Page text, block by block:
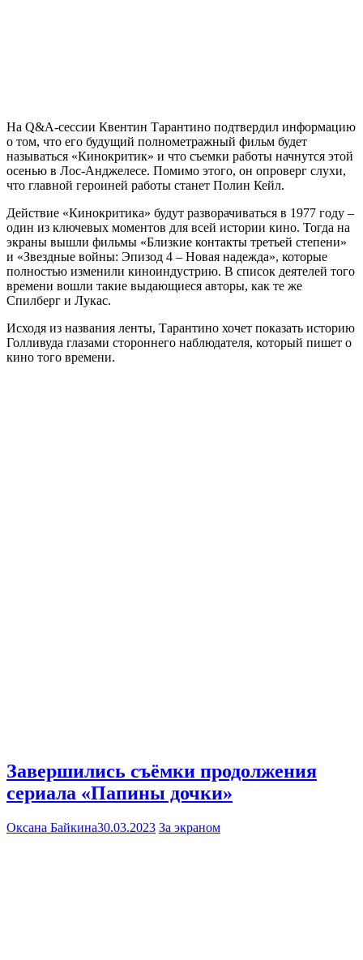
На Q&A-сессии Квентин Тарантино подтвердил информацию
о том, что его будущий полнометражный фильм будет
называться «Кинокритик» и что съемки работы начнутся этой
осенью в Лос-Анджелесе. Помимо этого, он опроверг слухи,
что главной героиней работы станет Полин Кейл.
Действие «Кинокритика» будут разворачиваться в 1977 году –
один из ключевых моментов для всей истории кино. Тогда на
экраны вышли фильмы «Близкие контакты третьей степени»
и «Звездные войны: Эпизод 4 – Новая надежда», которые
полностью изменили киноиндустрию. В список деятелей того
времени вошли такие выдающиеся авторы, как те же
Спилберг и Лукас.
Исходя из названия ленты, Тарантино хочет показать историю
Голливуда глазами стороннего наблюдателя, который пишет о
кино того времени.
Завершились съёмки продолжения
сериала «Папины дочки»
Оксана Байкина30.03.2023 За экраном